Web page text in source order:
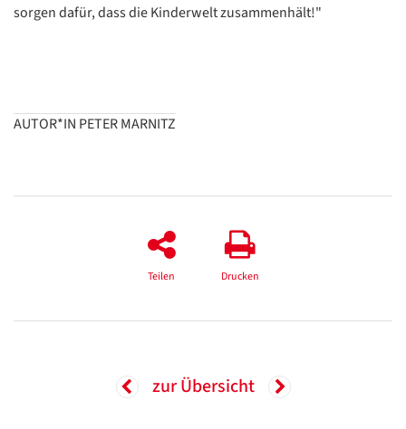
sorgen dafür, dass die Kinderwelt zusammenhält!"
AUTOR*IN PETER MARNITZ
Teilen Drucken
zur Übersicht
/